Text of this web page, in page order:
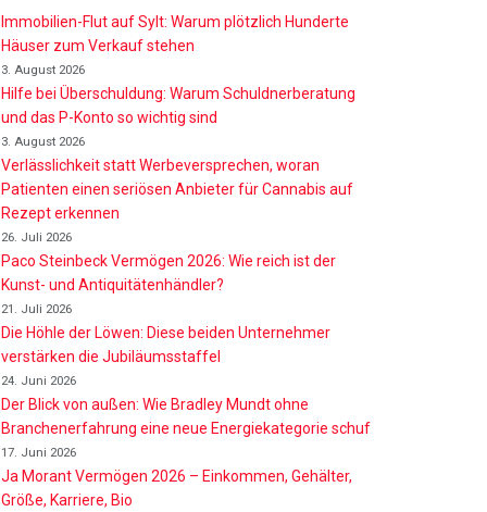
Immobilien-Flut auf Sylt: Warum plötzlich Hunderte
Häuser zum Verkauf stehen
3. August 2026
Hilfe bei Überschuldung: Warum Schuldnerberatung
und das P-Konto so wichtig sind
3. August 2026
Verlässlichkeit statt Werbeversprechen, woran
Patienten einen seriösen Anbieter für Cannabis auf
Rezept erkennen
26. Juli 2026
Paco Steinbeck Vermögen 2026: Wie reich ist der
Kunst- und Antiquitätenhändler?
21. Juli 2026
Die Höhle der Löwen: Diese beiden Unternehmer
verstärken die Jubiläumsstaffel
24. Juni 2026
Der Blick von außen: Wie Bradley Mundt ohne
Branchenerfahrung eine neue Energiekategorie schuf
17. Juni 2026
Ja Morant Vermögen 2026 – Einkommen, Gehälter,
Größe, Karriere, Bio